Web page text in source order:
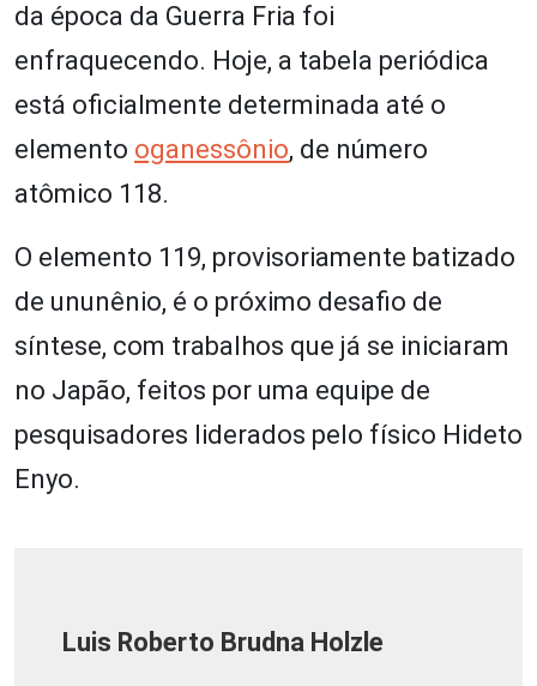
da época da Guerra Fria foi
enfraquecendo. Hoje, a tabela periódica
está oficialmente determinada até o
elemento oganessônio, de número
atômico 118.
O elemento 119, provisoriamente batizado
de ununênio, é o próximo desafio de
síntese, com trabalhos que já se iniciaram
no Japão, feitos por uma equipe de
pesquisadores liderados pelo físico Hideto
Enyo.
Luis Roberto Brudna Holzle